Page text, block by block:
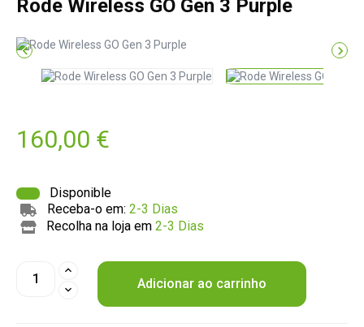
Rode Wireless GO Gen 3 Purple
 
160,00 €
Disponible
Receba-o em:2-3 Dias
Recolha na loja em2-3 Dias
Adicionar ao carrinho